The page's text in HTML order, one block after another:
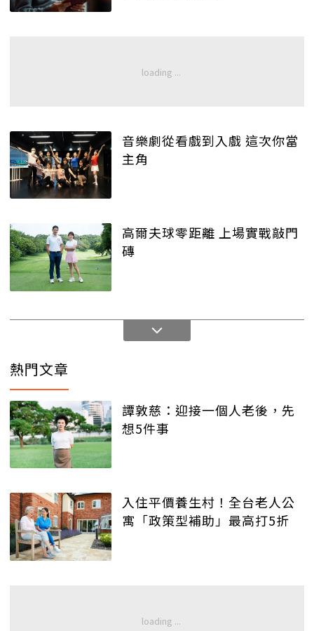
音樂劇從看戲到入戲 這次你當
主角
高爾夫球零距離 上場實戰敲門
磚
熱門文章
譚敦慈：迎接一個人老後，先
想5件事
入住平價養生村！全台老人公
寓「政策型補助」最高打5折